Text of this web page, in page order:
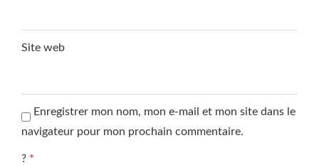
Site web
Enregistrer mon nom, mon e-mail et mon site dans le
navigateur pour mon prochain commentaire.
? *